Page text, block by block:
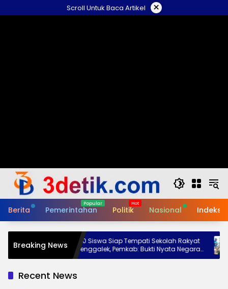
to
Scroll Untuk Baca Artikel ×
Berita Pemerintahan Politik Nasional Indeks
Breaking News240 Siswa Siap Tempati Sekolah Rakyat
Trenggalek, Pemkab: Bukti Nyata Negara
Hadir untuk Anak Kurang Mampu
Recent News